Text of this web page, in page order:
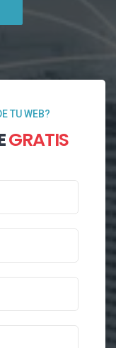
TU WEB?
GRATIS